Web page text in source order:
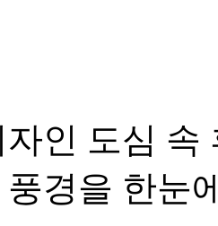
인 도심 속
경을 한눈